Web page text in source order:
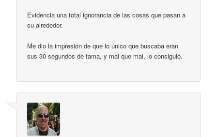
Evidencia una total ignorancia de las cosas que pasan a
su alrededor.
Me dio la impresión de que lo único que buscaba eran
sus 30 segundos de fama, y mal que mal, lo consiguió.